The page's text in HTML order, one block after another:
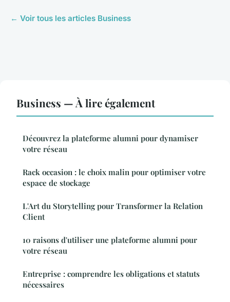
← Voir tous les articles Business
Business — À lire également
Découvrez la plateforme alumni pour dynamiser
votre réseau
Rack occasion : le choix malin pour optimiser votre
espace de stockage
L'Art du Storytelling pour Transformer la Relation
Client
10 raisons d'utiliser une plateforme alumni pour
votre réseau
Entreprise : comprendre les obligations et statuts
nécessaires